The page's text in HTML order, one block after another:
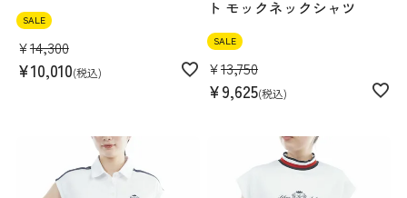
SALE
¥14,300
¥10,010 税込
ト モックネックシャツ
SALE
¥13,750
¥9,625 税込